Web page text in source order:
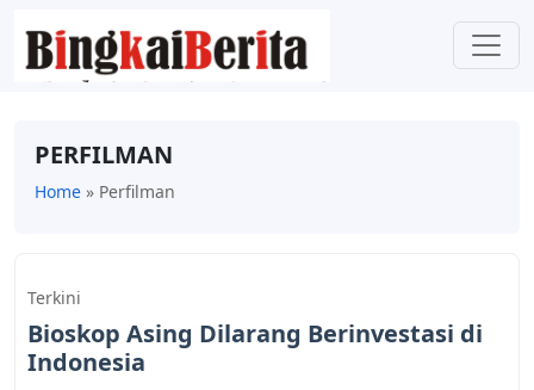
PERFILMAN
Home » Perfilman
Terkini
Bioskop Asing Dilarang Berinvestasi di
Indonesia